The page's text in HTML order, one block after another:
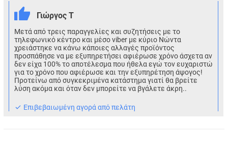
Γιώργος Τ
Μετά από τρεις παραγγελίες και συζητήσεις με το
τηλεφωνικό κέντρο και μέσο viber με κύριο Νώντα
χρειάστηκε να κάνω κάποιες αλλαγές προϊόντος
προσπάθησε να με εξυπηρετήσει αφιέρωσε χρόνο άσχετα αν
δεν είχα 100% το αποτέλεσμα που ήθελα εγώ τον ευχαριστώ
για το χρόνο που αφιέρωσε και την εξυπηρέτηση άψογος!
Προτείνω από συγκεκριμένα κατάστημα γιατί θα βρείτε
λύση ακόμα και όταν δεν μπορείτε να βγάλετε άκρη..
Eπιβεβαιωμένη αγορά από πελάτη